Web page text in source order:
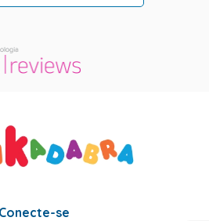
Conecte-se